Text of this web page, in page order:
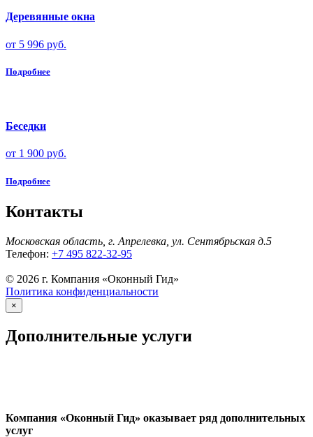
Деревянные окна
от 5 996 руб.
Подробнее
Беседки
от 1 900 руб.
Подробнее
Контакты
Московская область, г. Апрелевка, ул. Сентябрьская д.5
Телефон: +7 495 822-32-95
© 2026 г. Компания «Оконный Гид»
Политика конфиденциальности
×
Дополнительные услуги
Компания «Оконный Гид» оказывает ряд дополнительных
услуг